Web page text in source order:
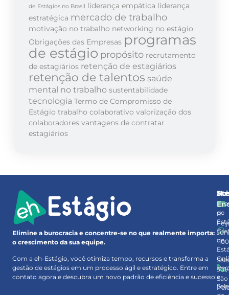
de Estágios no Brasil liderança empática liderança
estratégica mercado de trabalho
motivação no trabalho networking no estágio
Obrigações das Empresas programas
de estágio propósito recrutamento
de estagiários retenção de estagiários
retenção de talentos saúde
mental no trabalho sustentabilidade
tecnologia Termo de Compromisso de
Estágio trabalho colaborativo valorização dos
colaboradores vantagens de contratar
estagiários
Elimine a burocracia e concentre-se no que realmente importa:
o crescimento da sua equipe.
Com a eh-Estágio, você otimiza tempo, recursos e transforma a
gestão de estágios em um processo ágil e estratégico. Entre em
contato agora e descubra um novo padrão de eficiência e sucesso!
de
de
e
R.
1100
–
Sala
São